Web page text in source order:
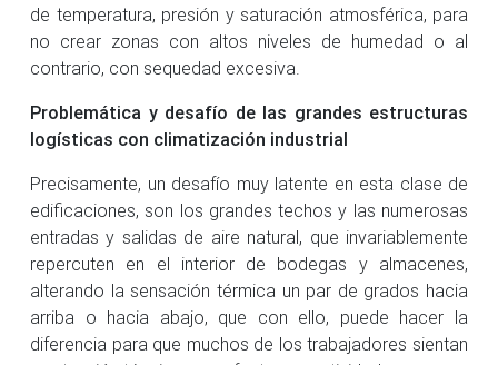
de temperatura, presión y saturación atmosférica, para
no crear zonas con altos niveles de humedad o al
contrario, con sequedad excesiva.
Problemática y desafío de las grandes estructuras
logísticas con climatización industrial
Precisamente, un desafío muy latente en esta clase de
edificaciones, son los grandes techos y las numerosas
entradas y salidas de aire natural, que invariablemente
repercuten en el interior de bodegas y almacenes,
alterando la sensación térmica un par de grados hacia
arriba o hacia abajo, que con ello, puede hacer la
diferencia para que muchos de los trabajadores sientan